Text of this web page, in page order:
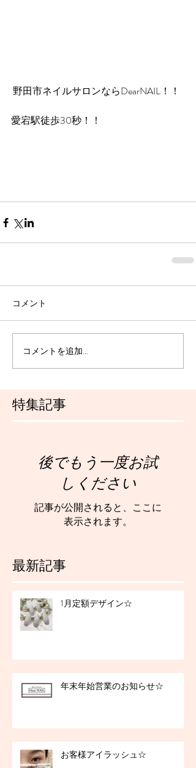
特集記事
最新記事
野田市ネイルサロンならDearNAIL！！
愛宕駅徒歩30秒！！
コメント
コメントを追加…
後でもう一度お試
しください
記事が公開されると、ここに
表示されます。
1月定額デザイン☆
年末年始営業のお知らせ☆
お客様アイラッシュ☆